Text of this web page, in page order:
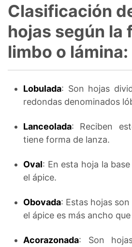
Clasificación
hojas según la
limbo o lámina:
Lobulada: Son hojas
redondas denominados
Lanceolada: Reciben
tiene forma de lanza.
Oval: En esta hoja la
el ápice.
Obovada: Estas hojas
el ápice es más ancho
Acorazonada: Son